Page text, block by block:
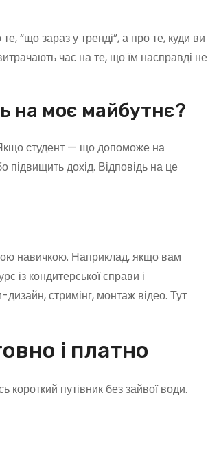
“що зараз у тренді”, а про те, куди ви
час на те, що їм насправді не
на моє майбутнє?
Якщо студент — що допоможе на
дохід. Відповідь на це
навичкою. Наприклад, якщо вам
із кондитерської справи і
стримінг, монтаж відео. Тут
і платно
путівник без зайвої води.